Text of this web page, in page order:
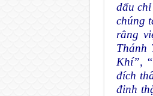
dấu
chúng
rằng
Thánh
Khí”,
đích
đinh